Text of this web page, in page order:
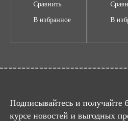
Сравнить
В избранное В
Подписывайтесь и получайте
курсе новостей и выгодных